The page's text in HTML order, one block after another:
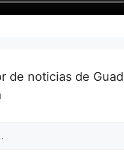
de noticias de